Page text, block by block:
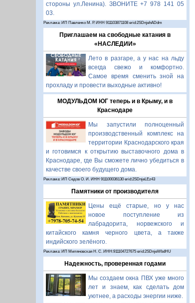
стороны ул.Ленина). ЗВОНИТЕ +7 978 141 05
03.
Реклама: ИП Павленко М. Р. ИНН 911103871108 erid:2SDnjehADdm
Приглашаем на свободные катания в
«НАСЛЕДИИ»
Лето в разгаре, а у нас на льду
всегда свежо и комфортно.
Самое время сменить зной на
прохладу и провести выходные активно!
МОДУЛЬДОМ ЮГ теперь и в Крыму, и в
Краснодаре
Мы запустили полноценный
производственный комплекс на
территории Краснодарского края
и готовимся к открытию выставочного дома в
Краснодаре, где Вы сможете лично убедиться в
качестве своего будущего дома.
Реклама: ИП Седов О. И. ИНН 911100036130 erid:2SDnjeLEz43
Памятники от производителя
Цены ещё старые, но у нас
новое поступление из
лабрадорита, норвежского и
китайского камня черного цвета, а также
индийского зелёного.
Реклама: ИП Миляновская Н. С. ИНН:911104727675 erid:2SDnjeWbdHU
Надежность, проверенная годами
Мы создаем окна ПВХ уже много
лет и знаем, как сделать дом
уютнее, а расходы энергии ниже.